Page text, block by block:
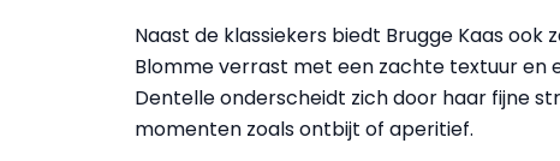
Naast de klassiekers biedt Brugge Kaas
Blomme verrast met een zachte textuur en
Dentelle onderscheidt zich door haar fijne
momenten zoals ontbijt of aperitief.